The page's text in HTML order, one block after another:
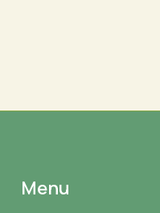
Menu